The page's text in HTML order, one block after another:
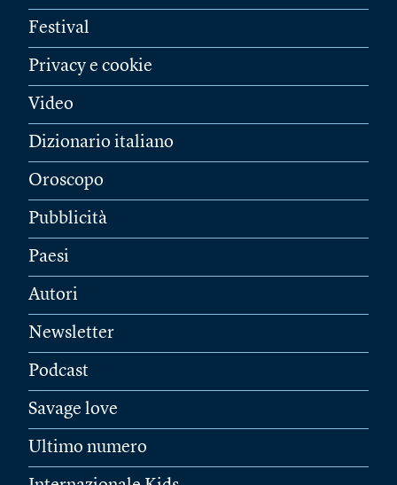
Festival
Privacy e cookie
Video
Dizionario italiano
Oroscopo
Pubblicità
Paesi
Autori
Newsletter
Podcast
Savage love
Ultimo numero